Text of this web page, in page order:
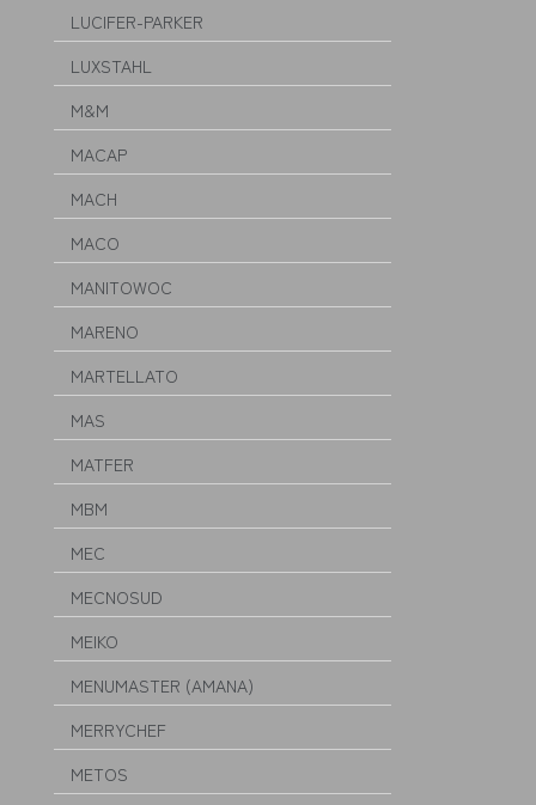
LUCIFER-PARKER
LUXSTAHL
M&M
MACAP
MACH
MACO
MANITOWOC
MARENO
MARTELLATO
MAS
MATFER
MBM
MEC
MECNOSUD
MEIKO
MENUMASTER (AMANA)
MERRYCHEF
METOS